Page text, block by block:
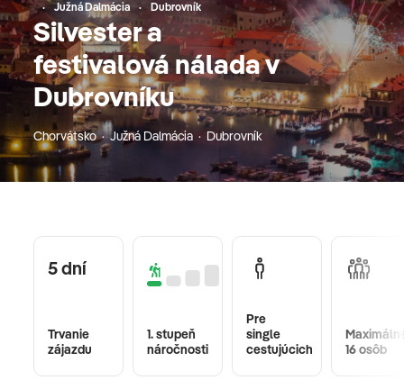
Južná Dalmácia
Dubrovník
Silvester a
festivalová nálada v
Dubrovníku
Chorvátsko · Južná Dalmácia · Dubrovník
5 dní
Trvanie
zájazdu
1. stupeň
náročnosti
Pre
single
cestujúcich
16 osôb